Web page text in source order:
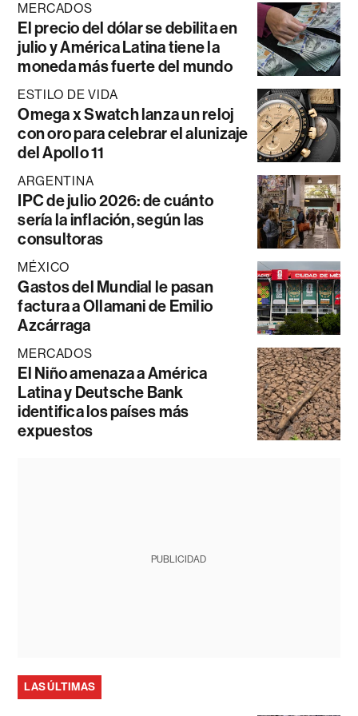
MERCADOS
El precio del dólar se debilita en
julio y América Latina tiene la
moneda más fuerte del mundo
ESTILO DE VIDA
Omega x Swatch lanza un reloj
con oro para celebrar el alunizaje
del Apollo 11
ARGENTINA
IPC de julio 2026: de cuánto
sería la inflación, según las
consultoras
MÉXICO
Gastos del Mundial le pasan
factura a Ollamani de Emilio
Azcárraga
MERCADOS
El Niño amenaza a América
Latina y Deutsche Bank
identifica los países más
expuestos
PUBLICIDAD
LAS ÚLTIMAS